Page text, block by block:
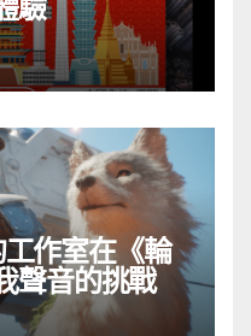
驗
作室在《輪
聲音的挑戰